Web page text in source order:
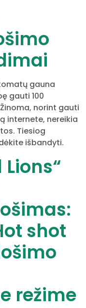
gauna
gauti 100
norint gauti
internete, nereikia
Tiesiog
išbandyti.
shot
režime